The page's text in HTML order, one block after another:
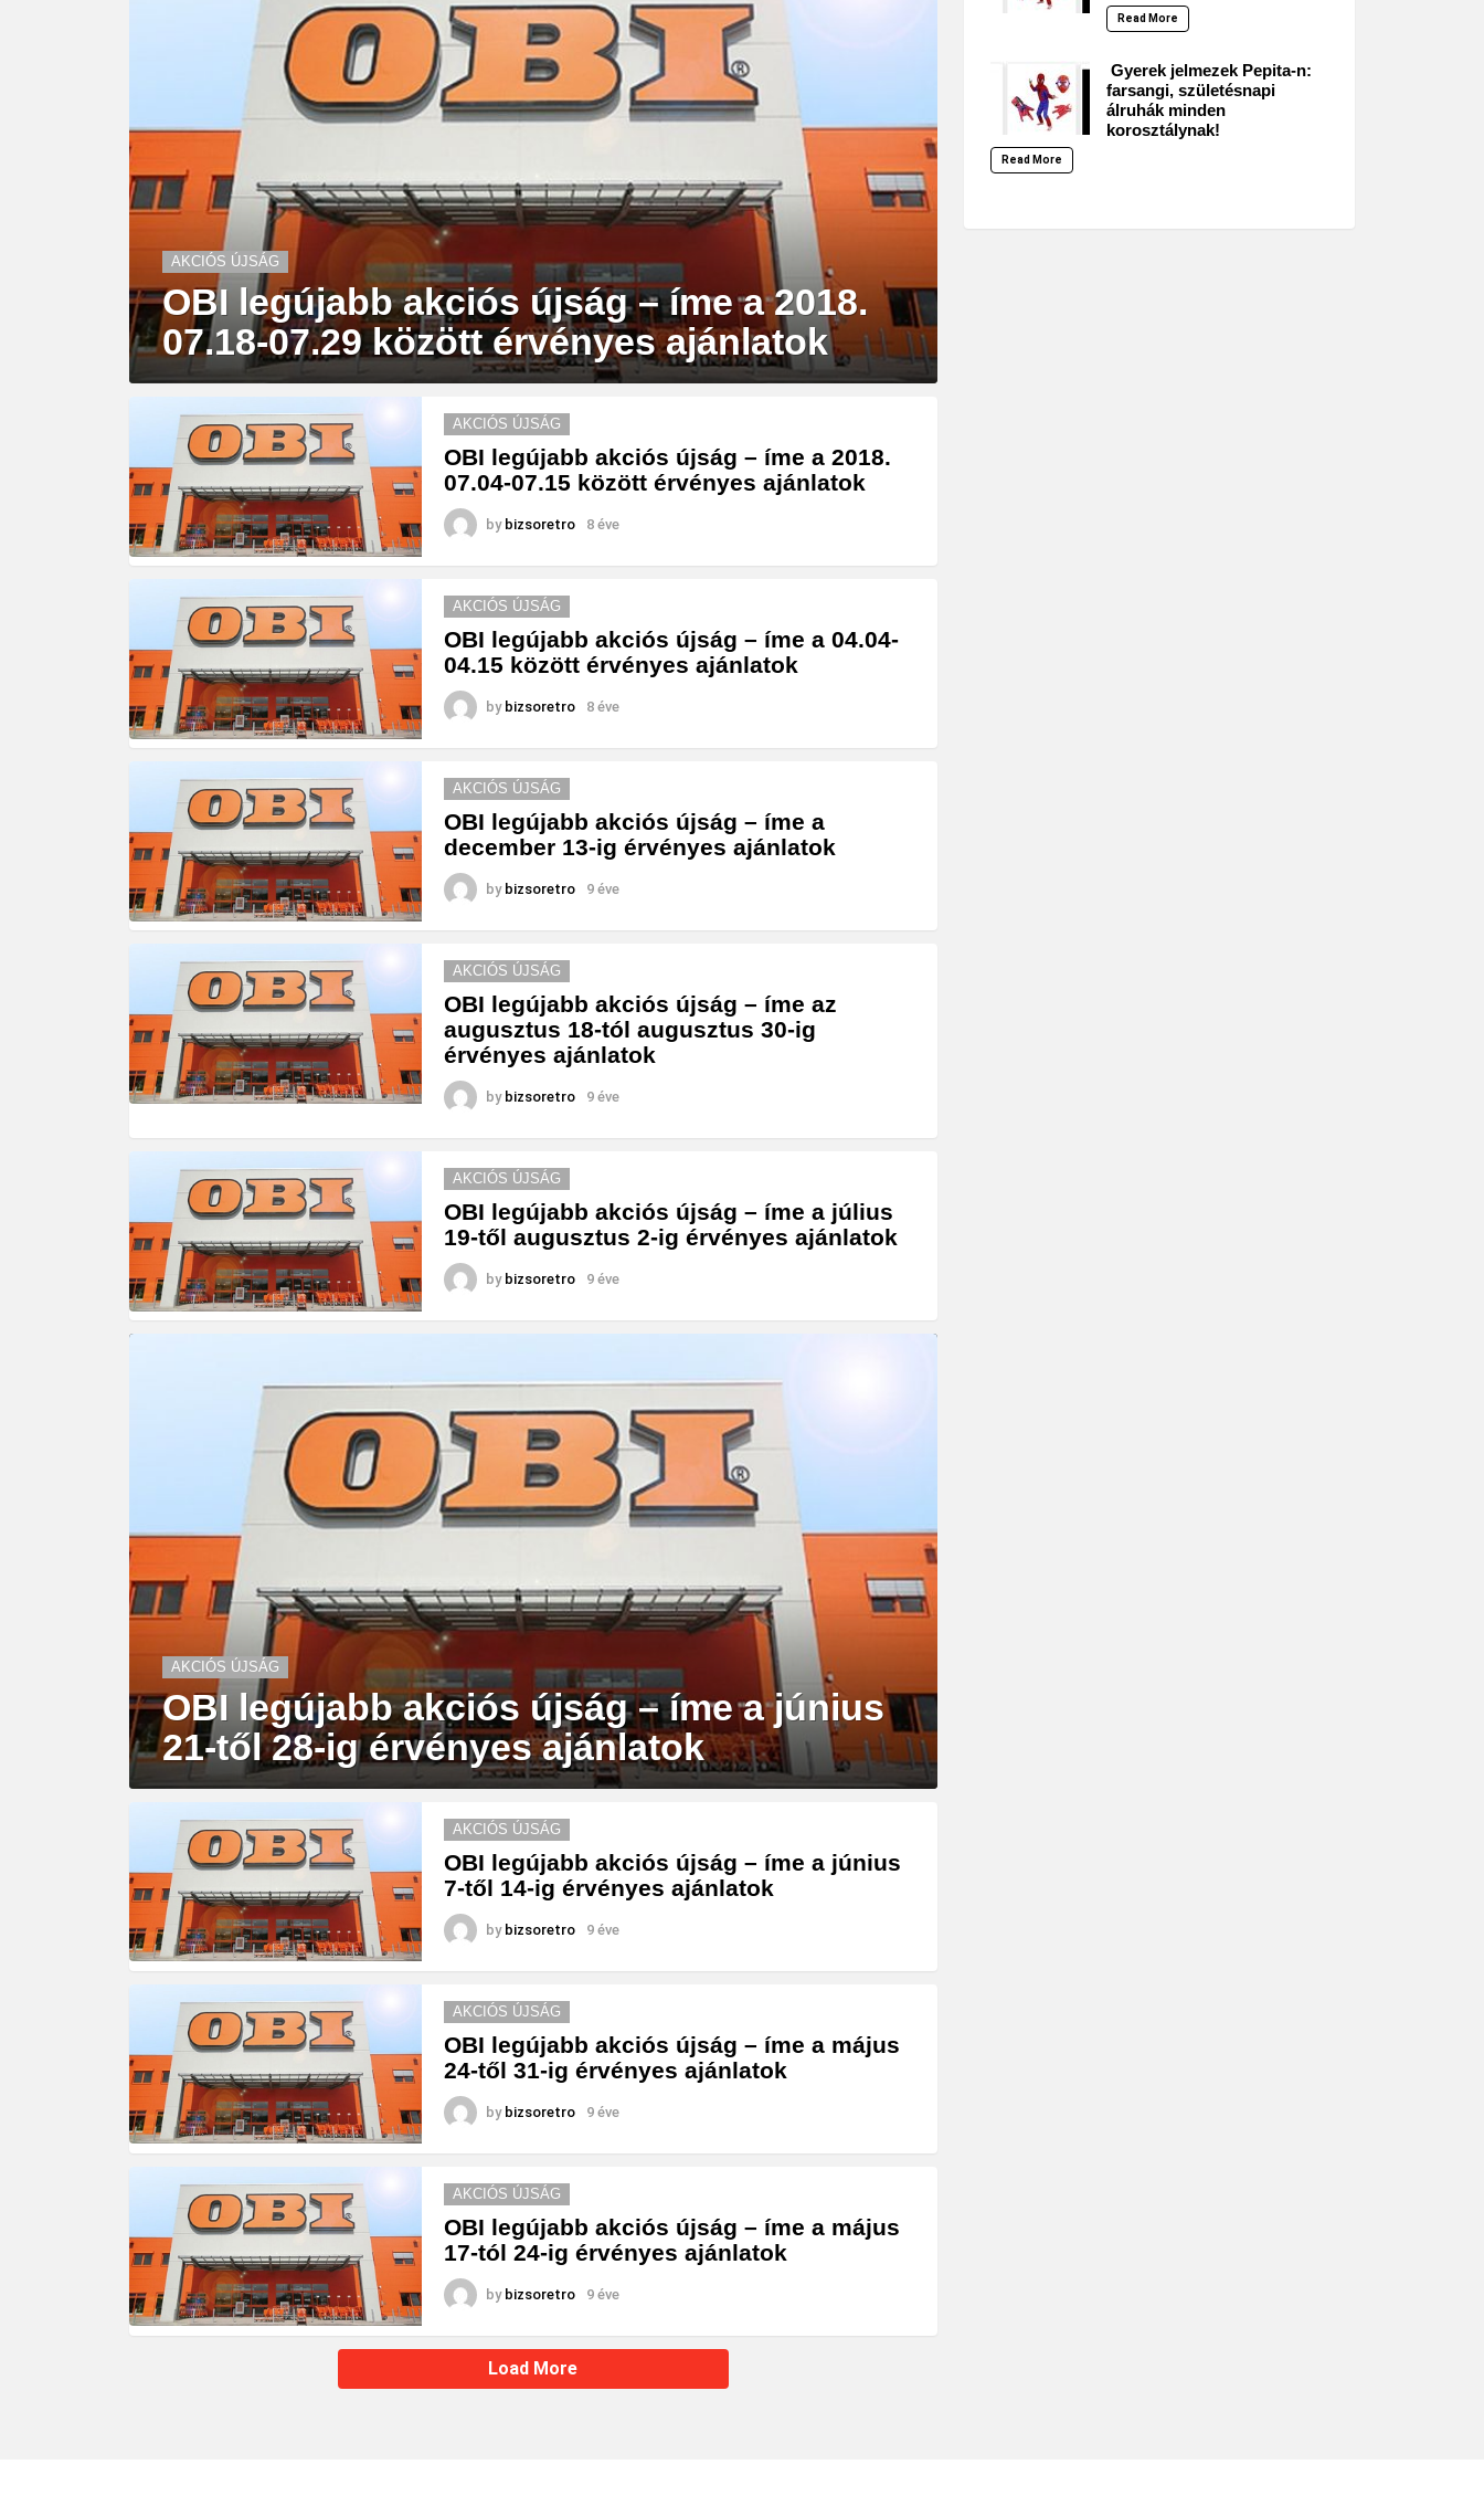
AKCIÓS ÚJSÁG
OBI legújabb akciós újság – íme a 2018.
07.18-07.29 között érvényes ajánlatok
AKCIÓS ÚJSÁG
OBI legújabb akciós újság – íme a 2018.
07.04-07.15 között érvényes ajánlatok
by bizsoretro 8 éve
AKCIÓS ÚJSÁG
OBI legújabb akciós újság – íme a 04.04-
04.15 között érvényes ajánlatok
by bizsoretro 8 éve
AKCIÓS ÚJSÁG
OBI legújabb akciós újság – íme a
december 13-ig érvényes ajánlatok
by bizsoretro 9 éve
AKCIÓS ÚJSÁG
OBI legújabb akciós újság – íme az
augusztus 18-tól augusztus 30-ig
érvényes ajánlatok
by bizsoretro 9 éve
AKCIÓS ÚJSÁG
OBI legújabb akciós újság – íme a július
19-től augusztus 2-ig érvényes ajánlatok
by bizsoretro 9 éve
AKCIÓS ÚJSÁG
OBI legújabb akciós újság – íme a június
21-től 28-ig érvényes ajánlatok
AKCIÓS ÚJSÁG
OBI legújabb akciós újság – íme a június
7-től 14-ig érvényes ajánlatok
by bizsoretro 9 éve
AKCIÓS ÚJSÁG
OBI legújabb akciós újság – íme a május
24-től 31-ig érvényes ajánlatok
by bizsoretro 9 éve
AKCIÓS ÚJSÁG
OBI legújabb akciós újság – íme a május
17-tól 24-ig érvényes ajánlatok
by bizsoretro 9 éve
Load More
Read More
Gyerek jelmezek Pepita-n:
farsangi, születésnapi
álruhák minden
korosztálynak!
Read More